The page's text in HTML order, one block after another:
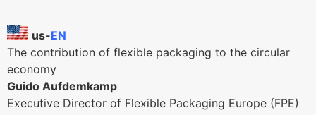
us-EN
The contribution of flexible packaging to the circular
economy
Guido Aufdemkamp
Executive Director of Flexible Packaging Europe (FPE)